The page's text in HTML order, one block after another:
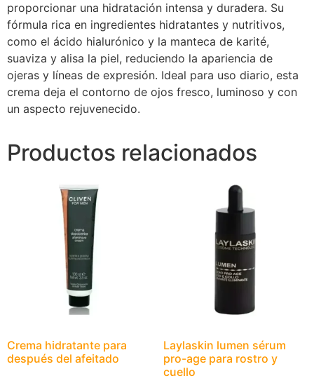
proporcionar una hidratación intensa y duradera. Su
fórmula rica en ingredientes hidratantes y nutritivos,
como el ácido hialurónico y la manteca de karité,
suaviza y alisa la piel, reduciendo la apariencia de
ojeras y líneas de expresión. Ideal para uso diario, esta
crema deja el contorno de ojos fresco, luminoso y con
un aspecto rejuvenecido.
Productos relacionados
Crema hidratante para
después del afeitado
Laylaskin lumen sérum
pro-age para rostro y
cuello